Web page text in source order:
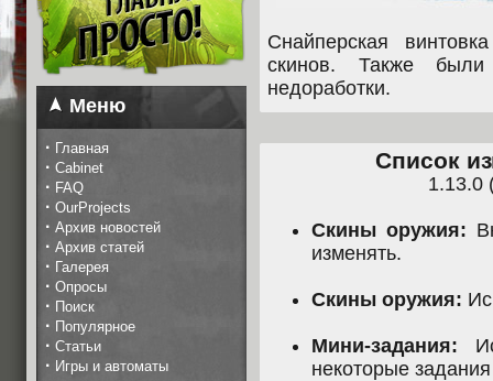
Меню
· Главная
· Cabinet
· FAQ
· OurProjects
· Архив новостей
· Архив статей
· Галерея
· Опросы
· Поиск
· Популярное
· Статьи
· Игры и автоматы
Снайперская
скинов. Также
недоработки.
Список
1.13.0
Скины оружия:
изменять.
Скины оружия:
Мини-задания:
некоторые